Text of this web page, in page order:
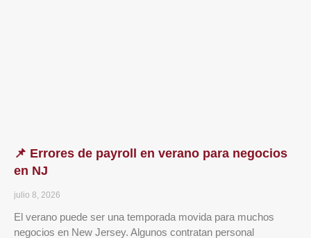
📌 Errores de payroll en verano para negocios
en NJ
julio 8, 2026
El verano puede ser una temporada movida para muchos
negocios en New Jersey. Algunos contratan personal